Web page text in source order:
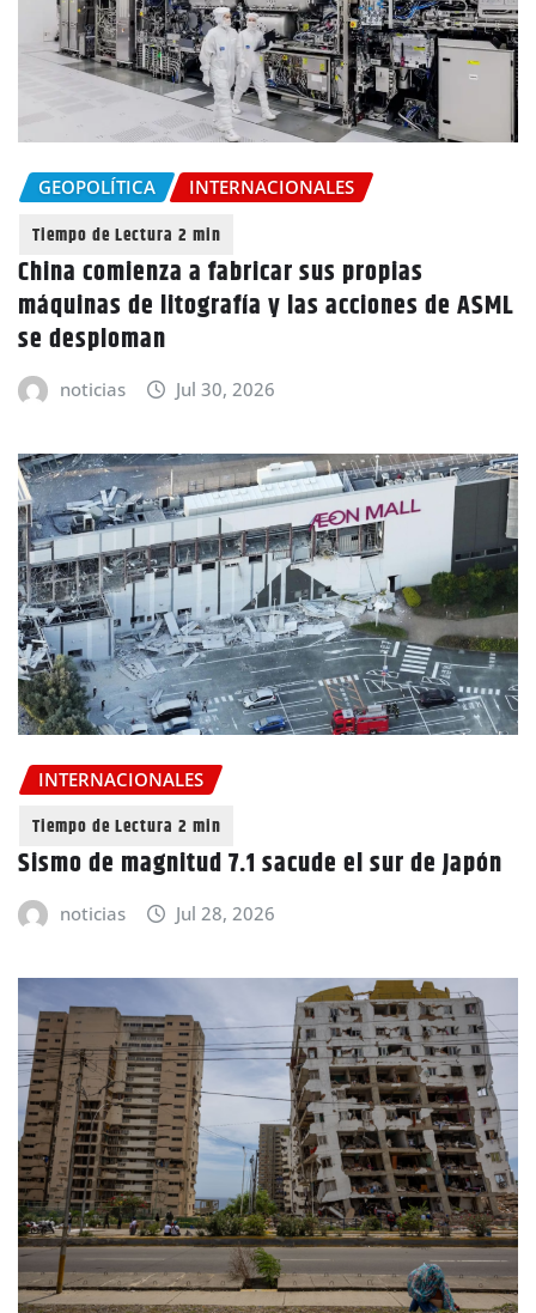
GEOPOLÍTICA INTERNACIONALES
China comienza a fabricar sus propias
máquinas de litografía y las acciones de ASML
se desploman
noticias Jul 30, 2026
INTERNACIONALES
Sismo de magnitud 7.1 sacude el sur de Japón
noticias Jul 28, 2026